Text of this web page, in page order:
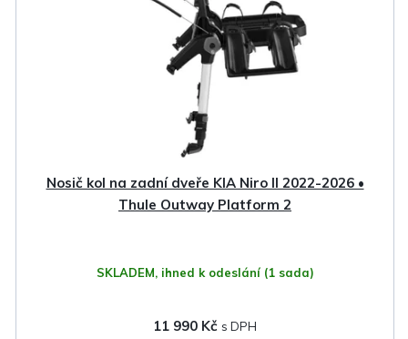
Nosič kol na zadní dveře KIA Niro II 2022-2026 •
Thule Outway Platform 2
SKLADEM, ihned k odeslání (1 sada)
11 990 Kč